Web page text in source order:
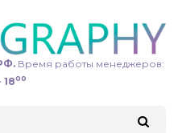
Время работы менеджеров:
1800